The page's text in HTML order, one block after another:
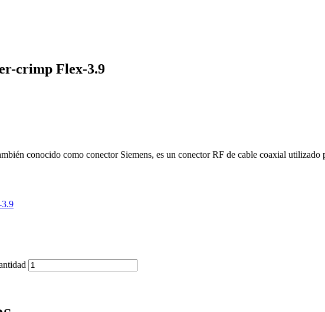
crimp Flex-3.9
conocido como conector Siemens, es un conector RF de cable coaxial utilizado
3.9